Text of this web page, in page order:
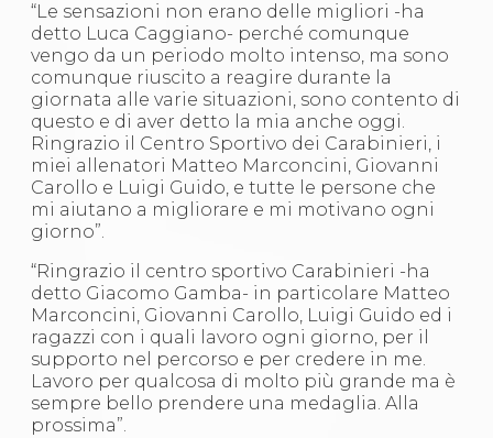
“Le sensazioni non erano delle migliori -ha
detto Luca Caggiano- perché comunque
vengo da un periodo molto intenso, ma sono
comunque riuscito a reagire durante la
giornata alle varie situazioni, sono contento di
questo e di aver detto la mia anche oggi.
Ringrazio il Centro Sportivo dei Carabinieri, i
miei allenatori Matteo Marconcini, Giovanni
Carollo e Luigi Guido, e tutte le persone che
mi aiutano a migliorare e mi motivano ogni
giorno”.
“Ringrazio il centro sportivo Carabinieri -ha
detto Giacomo Gamba- in particolare Matteo
Marconcini, Giovanni Carollo, Luigi Guido ed i
ragazzi con i quali lavoro ogni giorno, per il
supporto nel percorso e per credere in me.
Lavoro per qualcosa di molto più grande ma è
sempre bello prendere una medaglia. Alla
prossima”.